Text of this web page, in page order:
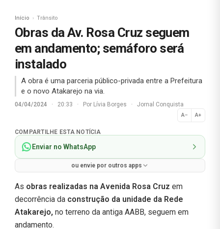
Início Trânsito
Obras da Av. Rosa Cruz seguem
em andamento; semáforo será
instalado
A obra é uma parceria público-privada entre a Prefeitura
e o novo Atakarejo na via.
04/04/2024 · 20:33 · Por Lívia Borges · Jornal Conquista
A− A+
Normal
COMPARTILHE ESTA NOTÍCIA
Enviar no WhatsApp
ou envie por outros apps
As obras realizadas na Avenida Rosa Cruz em
decorrência da construção da unidade da Rede
Atakarejo, no terreno da antiga AABB, seguem em
andamento.